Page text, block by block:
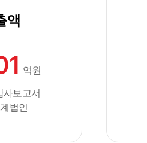
액
억원
보고서
법인